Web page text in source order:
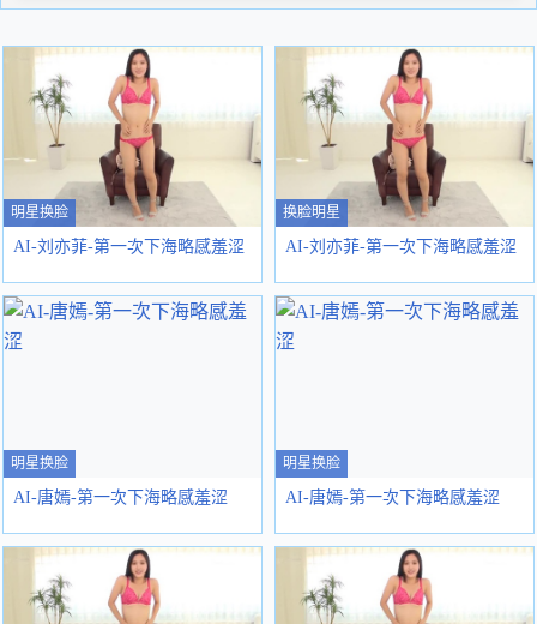
明星换脸
AI-刘亦菲-第一次下海略感羞涩
换脸明星
AI-刘亦菲-第一次下海略感羞涩
明星换脸
AI-唐嫣-第一次下海略感羞涩
明星换脸
AI-唐嫣-第一次下海略感羞涩